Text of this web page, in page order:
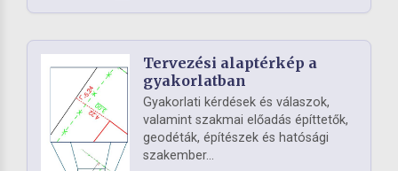
Tervezési alaptérkép a
gyakorlatban
Gyakorlati kérdések és válaszok,
valamint szakmai előadás építtetők,
geodéták, építészek és hatósági
szakember...